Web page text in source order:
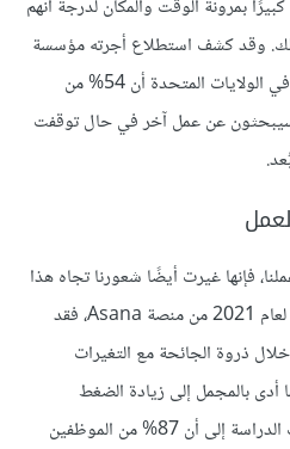
بمرونة الوقت والمكان لدرجة أنهم
وقد كشف استطلاع أجرته مؤسسة
Gallup على 140,000 موظف في الولايات المتحدة أن 54% من
سيبحثون عن عمل آخر في حال توقفت
فإنها غيرت أيضًا شعورنا تجاه هذا
العمل. فوفقًا لمؤشر تشريح العمل لعام 2021 من منصة Asana، فقد
ذروة الجائحة مع التغيرات
أدى بالمجمل إلى زيادة الضغط
والإرهاق المتعلق بالعمل. وتوصلت الدراسة إلى أن 87% من الموظفين